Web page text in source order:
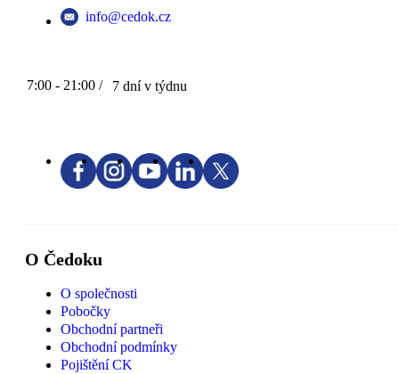
info@cedok.cz
7:00 - 21:00 / 7 dní v týdnu
O Čedoku
O společnosti
Pobočky
Obchodní partneři
Obchodní podmínky
Pojištění CK